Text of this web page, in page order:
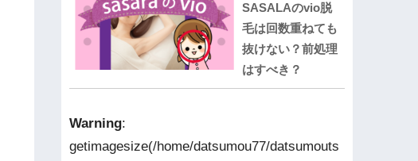
SASALAのvio脱
毛は回数重ねても
抜けない？前処理
はすべき？
Warning:
getimagesize(/home/datsumou77/datsumouts